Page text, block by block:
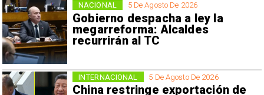
5 De Agosto De 2026
Gobierno despacha a ley la
megarreforma: Alcaldes
recurrirán al TC
NACIONAL
5 De Agosto De 2026
China restringe exportación de
INTERNACIONAL